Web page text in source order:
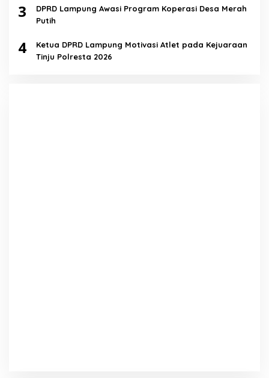
3
DPRD Lampung Awasi Program Koperasi Desa Merah
Putih
4
Ketua DPRD Lampung Motivasi Atlet pada Kejuaraan
Tinju Polresta 2026